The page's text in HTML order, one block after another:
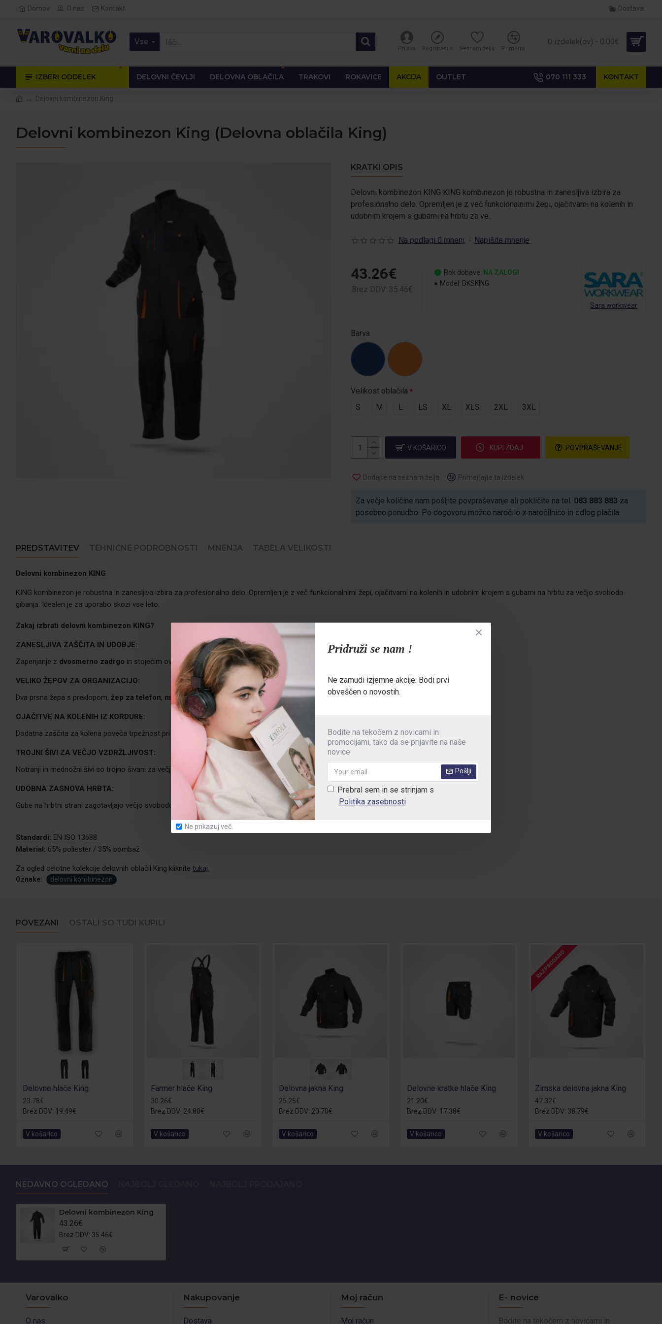
Pridruži se nam !
Ne zamudi izjemne akcije. Bodi prvi
obveščen o novostih.
Bodite na tekočem z novicami in
promocijami, tako da se prijavite na naše
novice
Pošlji
Prebral sem in se strinjam s
Politika zasebnosti
Ne prikazuj več.
Domov O nas Kontakt Dostava
Vse
Prijava Registracija Seznam želja Primerjaj
0 izdelek(ov) - 0.00€
IZBERI ODDELEK
🔥
DELOVNI ČEVLJI DELOVNA OBLAČILA
🔥
TRAKOVI ROKAVICE AKCIJA OUTLET 070 111 333 KONTAKT
Delovni kombinezon King
Delovni kombinezon King (Delovna oblačila King)
KRATKI OPIS
Delovni kombinezon KING KING kombinezon je robustna in zanesljiva izbira za
profesionalno delo. Opremljen je z več funkcionalnimi žepi, ojačitvami na kolenih in
udobnim krojem s gubami na hrbtu za ve..
Na podlagi 0 mnenj. - Napišite mnenje
43.26€
Brez DDV: 35.46€
Rok dobave: NA ZALOGI
Model: DKSKING
Sara workwear
Barva
Velikost oblačila
S
M L LS XL XLS 2XL 3XL
V KOŠARICO KUPI ZDAJ POVPRAŠEVANJE
Dodajte na seznam želja Primerjajte ta izdelek
Za večje količine nam pošljite povpraševanje ali pokličite na tel. 083 883 883 za
posebno ponudbo. Po dogovoru možno naročilo z naročilnico in odlog plačila.
PREDSTAVITEV TEHNIČNE PODROBNOSTI MNENJA TABELA VELIKOSTI
Delovni kombinezon KING
KING kombinezon je robustna in zanesljiva izbira za profesionalno delo. Opremljen je z več funkcionalnimi žepi, ojačitvami na kolenih in udobnim krojem s gubami na hrbtu za večjo svobodo
gibanja. Idealen je za uporabo skozi vse leto.
Zakaj izbrati delovni kombinezon KING?
ZANESLJIVA ZAŠČITA IN UDOBJE:
Zapenjanje z dvosmerno zadrgo in stoječim ovratnikom omogoča preprosto oblačenje in zaščito pred vetrom ter prahom.
VELIKO ŽEPOV ZA ORGANIZACIJO:
Dva prsna žepa s preklopom, žep za telefon, merilni žep, dva zadnja in dva spodnja žepa poskrbijo za praktičnost.
OJAČITVE NA KOLENIH IZ KORDURE:
Dodatna zaščita za kolena poveča trpežnost pri delu na tleh.
TROJNI ŠIVI ZA VEČJO VZDRŽLJIVOST:
Notranji in mednožni šivi so trojno šivani za večjo odpornost na obrabo.
UDOBNA ZASNOVA HRBTA:
Gube na hrbtni strani zagotavljajo večjo svobodo gibanja pri vsakodnevnih opravilih.
Standardi: EN ISO 13688
Material: 65% poliester / 35% bombaž
Za ogled celotne kolekcije delovnih oblačil King kliknite tukaj.
Oznake: delovni kombinezon
POVEZANI OSTALI SO TUDI KUPILI
Delovne hlače King
23.78€
Brez DDV: 19.49€
V košarico
Farmer hlače King
30.26€
Brez DDV: 24.80€
V košarico
Delovna jakna King
25.25€
Brez DDV: 20.70€
V košarico
Delovne kratke hlače King
21.20€
Brez DDV: 17.38€
V košarico
RAZPRODANO
Zimska delovna jakna King
47.32€
Brez DDV: 38.79€
V košarico
NEDAVNO OGLEDANO
Delovni kombinezon King
43.26€
Brez DDV: 35.46€
Varovalko
O nas
Nakupovanje
Dostava
Moj račun
Moj račun
E- novice
Bodite na tekočem z novicami in